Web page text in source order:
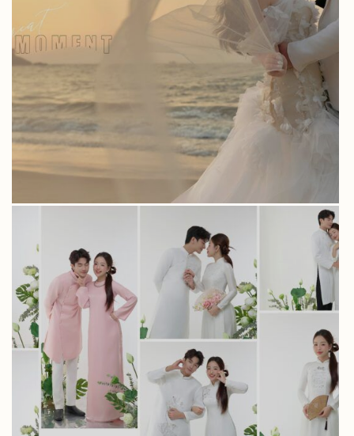
BỘ ẢNH CƯỚI ĐÀ NẴNG – HỘI AN CỦA
TRÂM & LONG
BST ÁO DÀI – LAI HOA WEDDING